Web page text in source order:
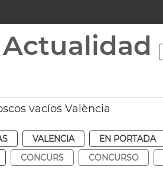
vacíos València
VALENCIA
EN PORTADA
CONCURS CONCURSO